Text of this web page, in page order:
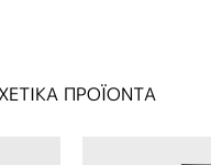
ΠΡΟΪΟΝΤΑ